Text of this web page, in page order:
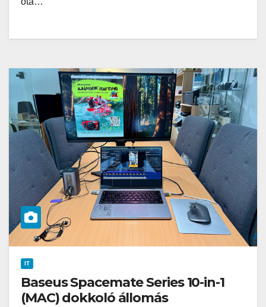
IT
Baseus Spacemate Series 10-in-1
(MAC) dokkoló állomás